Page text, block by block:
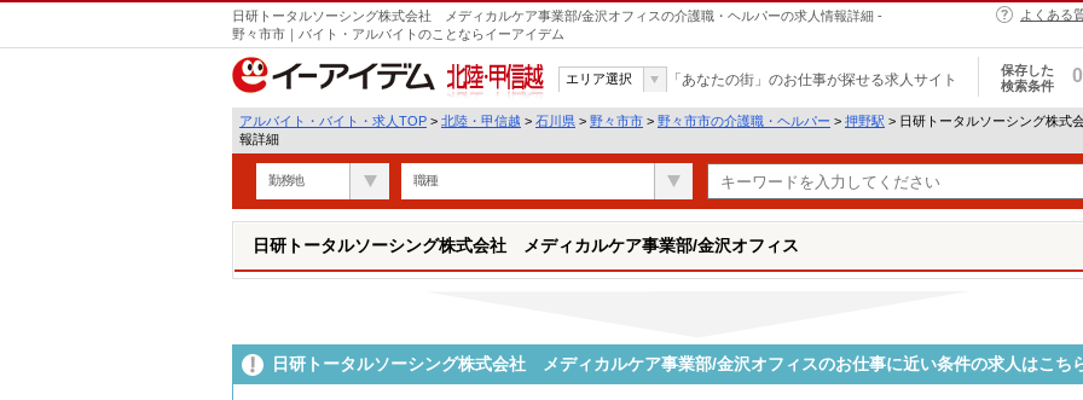
日研トータルソーシング株式会社 メディカルケア事業部/金沢オフィスの介護職・ヘルパーの求人情報詳細 -
野々市市｜バイト・アルバイトのことならイーアイデム
よくある
北陸・甲信越
エリア選択 「あなたの街」のお仕事が探せる求人サイト
保存した
検索条件
0
アルバイト・バイト・求人TOP > 北陸・甲信越 > 石川県 > 野々市市 > 野々市市の介護職・ヘルパー > 押野駅 > 日研トータルソーシング株式
報詳細
勤務地 職種
日研トータルソーシング株式会社 メディカルケア事業部/金沢オフィス
日研トータルソーシング株式会社 メディカルケア事業部/金沢オフィスのお仕事に近い条件の求人はこち